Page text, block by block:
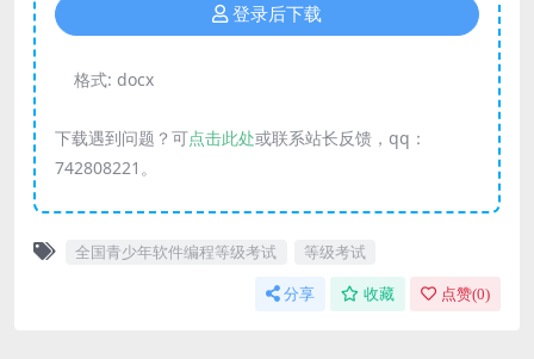
登录后下载
格式: docx
下载遇到问题？可点击此处或联系站长反馈，qq：
742808221。
全国青少年软件编程等级考试 等级考试
分享 收藏 点赞(0)